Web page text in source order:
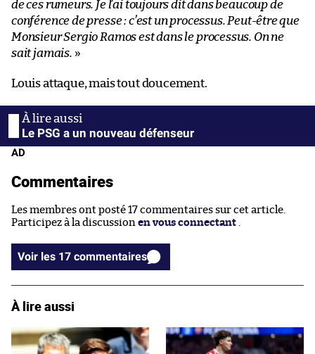
de ces rumeurs. Je l’ai toujours dit dans beaucoup de
conférence de presse : c’est un processus. Peut-être que
Monsieur Sergio Ramos est dans le processus. On ne
sait jamais. »
Louis attaque, mais tout doucement.
Le PSG a un nouveau défenseur
AD
Commentaires
Les membres ont posté 17 commentaires sur cet article.
Participez à la discussion en vous connectant .
Voir les 17 commentaires
À lire aussi